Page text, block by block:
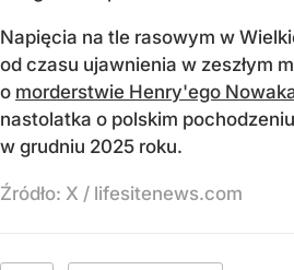
Napięcia na tle rasowym w
od czasu ujawnienia w zeszłym
o morderstwie Henry'ego
nastolatka o polskim
w grudniu 2025 roku.
Źródło: X / lifesitenews.com